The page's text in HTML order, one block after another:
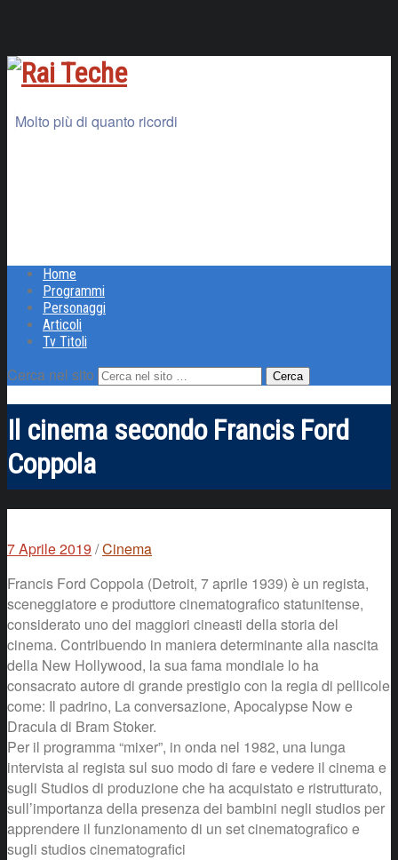
Molto più di quanto ricordi
Home
Programmi
Personaggi
Articoli
Tv Titoli
Cerca nel sito
Il cinema secondo Francis Ford
Coppola
7 Aprile 2019 /Cinema
Francis Ford Coppola (Detroit, 7 aprile 1939) è un regista,
sceneggiatore e produttore cinematografico statunitense,
considerato uno dei maggiori cineasti della storia del
cinema. Contribuendo in maniera determinante alla nascita
della New Hollywood, la sua fama mondiale lo ha
consacrato autore di grande prestigio con la regia di pellicole
come: Il padrino, La conversazione, Apocalypse Now e
Dracula di Bram Stoker.
Per il programma “mixer”, in onda nel 1982, una lunga
intervista al regista sul suo modo di fare e vedere il cinema e
sugli Studios di produzione che ha acquistato e ristrutturato,
sull’importanza della presenza dei bambini negli studios per
apprendere il funzionamento di un set cinematografico e
sugli studios cinematografici